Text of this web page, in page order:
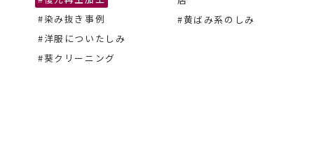
#染み抜き事例
#洋服についたしみ
#葵クリーニング
#黄ばみ系のしみ